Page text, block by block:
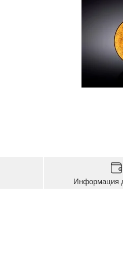
Информация